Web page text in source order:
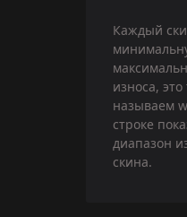
Каждый
износа,
называем
строке
диапазон
скина.